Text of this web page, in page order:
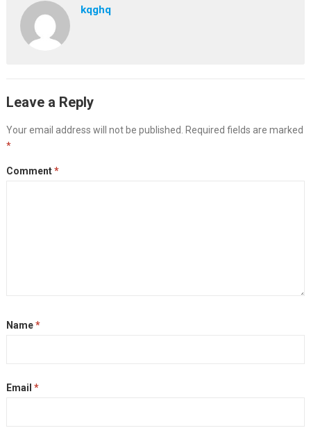
kqghq
Leave a Reply
Your email address will not be published.
Required fields are marked
*
Comment*
Name*
Email *